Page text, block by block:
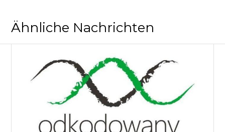
Ähnliche Nachrichten